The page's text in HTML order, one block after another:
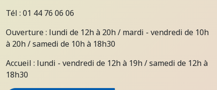
Tél : 01 44 76 06 06
Ouverture : lundi de 12h à 20h / mardi - vendredi de 10h
à 20h / samedi de 10h à 18h30
Accueil : lundi - vendredi de 12h à 19h / samedi de 12h à
18h30